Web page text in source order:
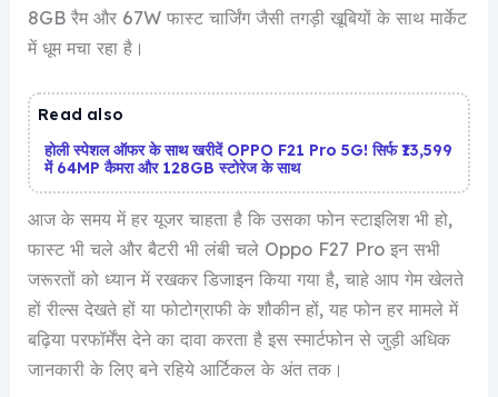
8GB रैम और 67W फास्ट चार्जिंग जैसी तगड़ी खूबियों के साथ मार्केट
में धूम मचा रहा है।
Read also
होली स्पेशल ऑफर के साथ खरीदें OPPO F21 Pro 5G! सिर्फ ₹13,599
में 64MP कैमरा और 128GB स्टोरेज के साथ
आज के समय में हर यूजर चाहता है कि उसका फोन स्टाइलिश भी हो,
फास्ट भी चले और बैटरी भी लंबी चले Oppo F27 Pro इन सभी
जरूरतों को ध्यान में रखकर डिजाइन किया गया है, चाहे आप गेम खेलते
हों रील्स देखते हों या फोटोग्राफी के शौकीन हों, यह फोन हर मामले में
बढ़िया परफॉर्मेंस देने का दावा करता है इस स्मार्टफोन से जुड़ी अधिक
जानकारी के लिए बने रहिये आर्टिकल के अंत तक।